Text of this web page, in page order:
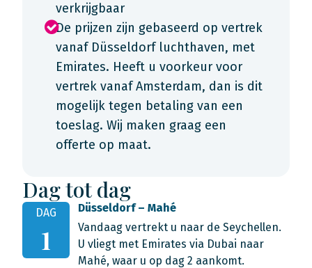
verkrijgbaar
De prijzen zijn gebaseerd op vertrek
vanaf Düsseldorf luchthaven, met
Emirates. Heeft u voorkeur voor
vertrek vanaf Amsterdam, dan is dit
mogelijk tegen betaling van een
toeslag. Wij maken graag een
offerte op maat.
Dag tot dag
DAG
1
Düsseldorf – Mahé
Vandaag vertrekt u naar de Seychellen.
U vliegt met Emirates via Dubai naar
Mahé, waar u op dag 2 aankomt.